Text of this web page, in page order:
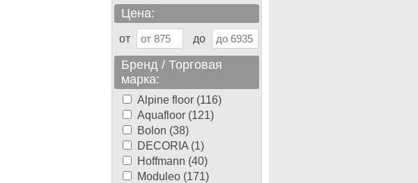
Цена:
от до
Бренд / Торговая
марка:
Alpine floor (116)
Aquafloor (121)
Bolon (38)
DECORIA (1)
Hoffmann (40)
Moduleo (171)